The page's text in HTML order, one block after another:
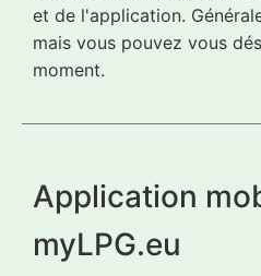
et de l'application.
mais vous pouvez vous
moment.
Application
myLPG.eu